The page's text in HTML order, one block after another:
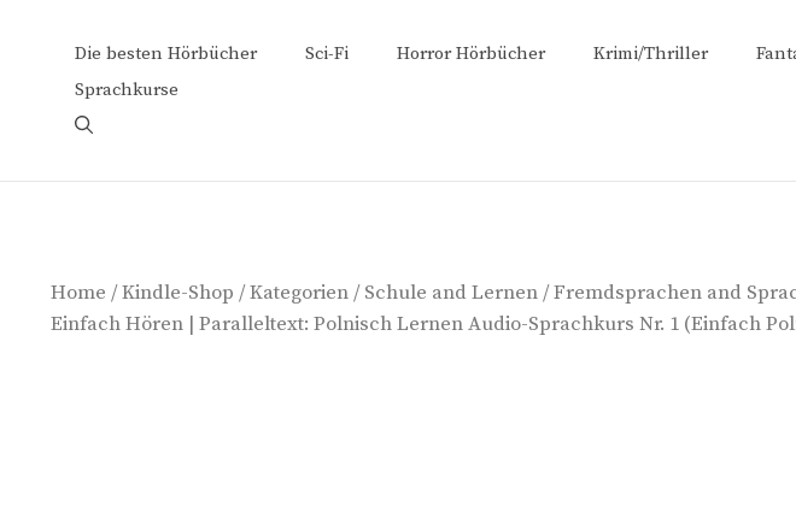
springen
Die besten Hörbücher Sci-Fi Horror Hörbücher Krimi/Thriller
Sprachkurse
Home /Kindle-Shop /Kategorien/Schule and Lernen/Fremdsprachen and
Einfach Hören | Paralleltext: Polnisch Lernen Audio-Sprachkurs Nr. 1 (Einfach